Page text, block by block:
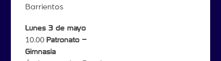
Barrientos
Lunes 3 de mayo
10.00 Patronato –
Gimnasia